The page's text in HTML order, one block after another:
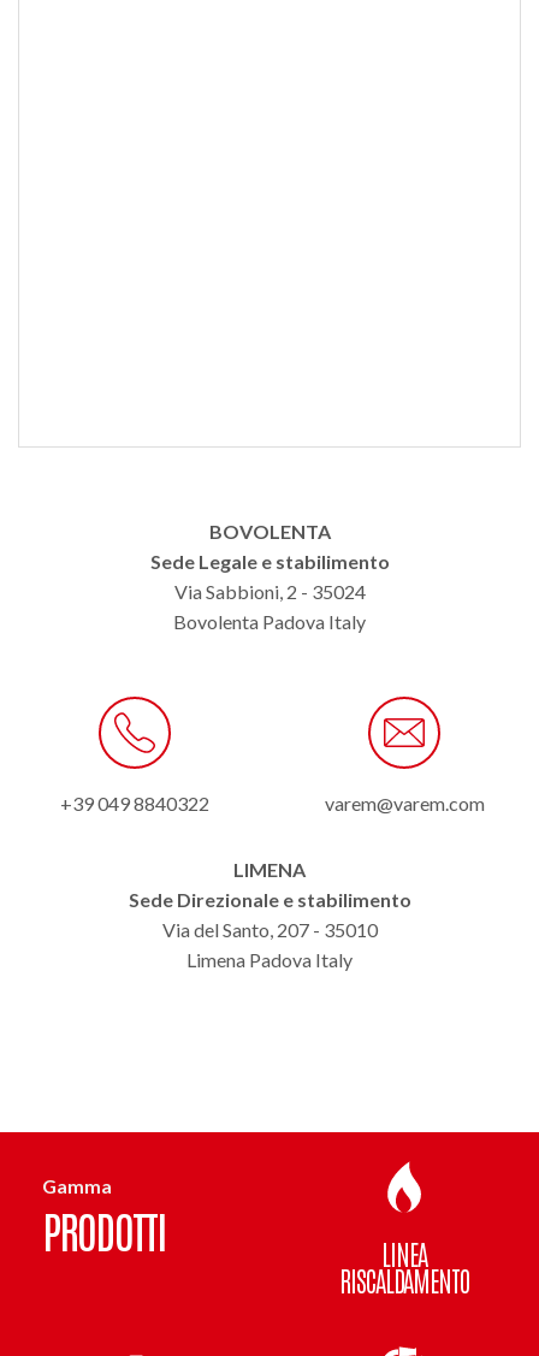
BOVOLENTA
Sede Legale e stabilimento
Via Sabbioni, 2 - 35024
Bovolenta Padova Italy
+39 049 8840322 varem@varem.com
LIMENA
Sede Direzionale e stabilimento
Via del Santo, 207 - 35010
Limena Padova Italy
Gamma
PRODOTTI LINEA
RISCALDAMENTO